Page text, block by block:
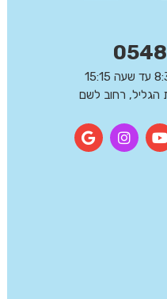
הגליל, רחוב לשם